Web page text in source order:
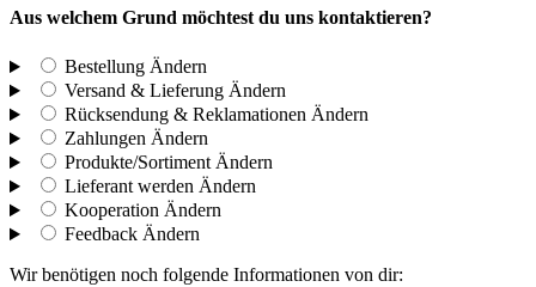
Aus welchem Grund möchtest du uns kontaktieren?
Bestellung Ändern
Versand & Lieferung Ändern
Rücksendung & Reklamationen Ändern
Zahlungen Ändern
Produkte/Sortiment Ändern
Lieferant werden Ändern
Kooperation Ändern
Feedback Ändern
Wir benötigen noch folgende Informationen von dir: